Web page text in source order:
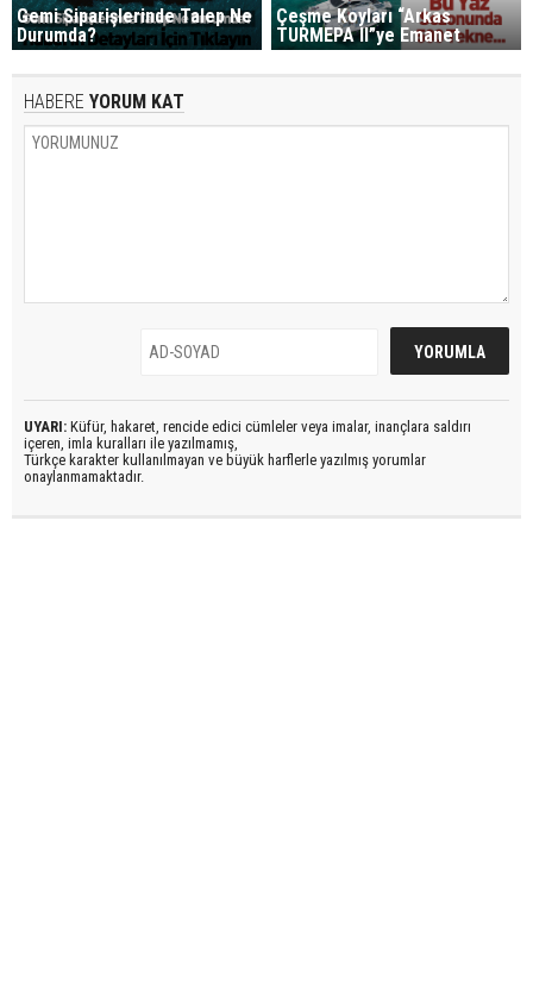
Gemi Siparişlerinde Talep Ne
Durumda?
Çeşme Koyları “Arkas
TURMEPA II”ye Emanet
HABERE YORUM KAT
UYARI: Küfür, hakaret, rencide edici cümleler veya imalar, inançlara saldırı
içeren, imla kuralları ile yazılmamış,
Türkçe karakter kullanılmayan ve büyük harflerle yazılmış yorumlar
onaylanmamaktadır.